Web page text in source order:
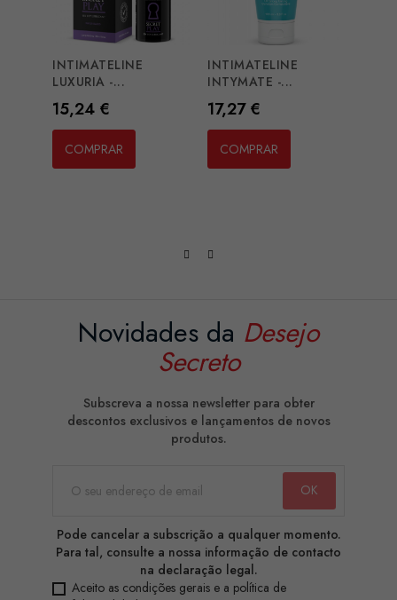
INTIMATELINE
LUXURIA -...
Preço
15,24 €
COMPRAR
INTIMATELINE
INTYMATE -...
Preço
17,27 €
COMPRAR
Novidades da Desejo
Secreto
Subscreva a nossa newsletter para obter
descontos exclusivos e lançamentos de novos
produtos.
Pode cancelar a subscrição a qualquer momento.
Para tal, consulte a nossa informação de contacto
na declaração legal.
Aceito as condições gerais e a política de